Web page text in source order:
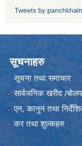
Tweets by
सूचनाहरु
सूचना तथा समाचार
सार्वजनिक खरीद /
एन, कानुन तथा
कर तथा शुल्कहरु